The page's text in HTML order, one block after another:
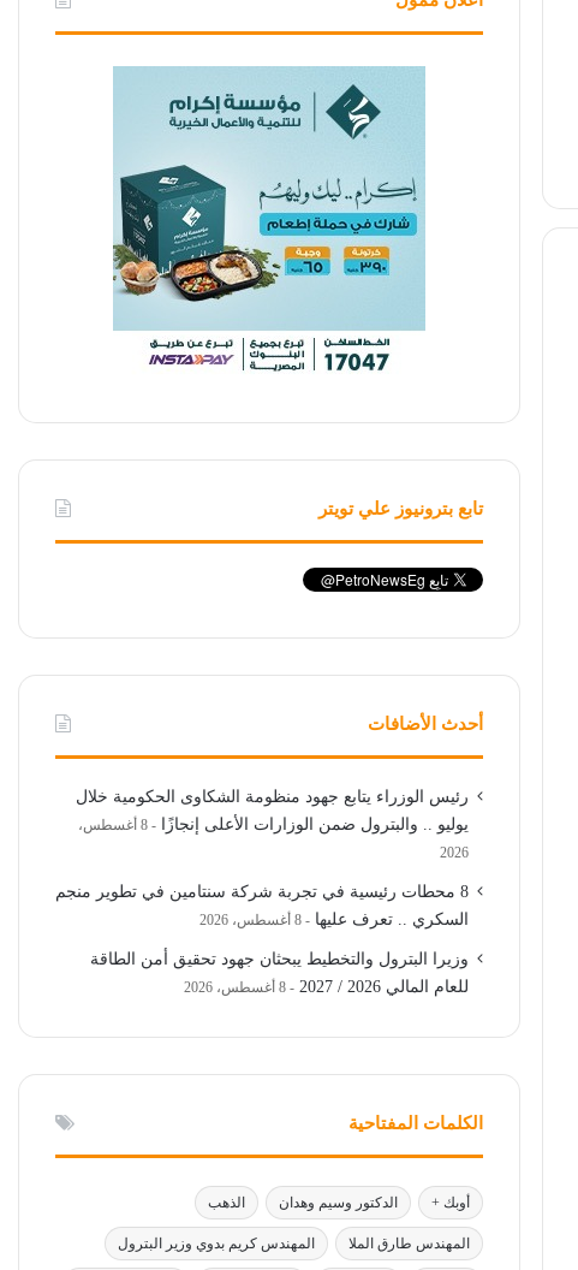
تابع بترونيوز علي تويتر
أحدث الأضافات
رئيس الوزراء يتابع جهود منظومة الشكاوى الحكومية خلال
يوليو .. والبترول ضمن الوزارات الأعلى إنجازًا
8 أغسطس،
2026
8 محطات رئيسية في تجربة شركة سنتامين في تطوير منجم
السكري .. تعرف عليها
8 أغسطس، 2026
وزيرا البترول والتخطيط يبحثان جهود تحقيق أمن الطاقة
للعام المالي 2026 / 2027
8 أغسطس، 2026
الكلمات المفتاحية
أوبك + الدكتور وسيم وهدان الذهب
المهندس طارق الملا المهندس كريم بدوي وزير البترول